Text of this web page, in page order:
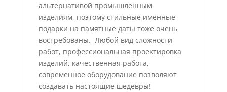
альтернативой промышленным
изделиям, поэтому стильные именные
подарки на памятные даты тоже очень
востребованы. Любой вид сложности
работ, профессиональная проектировка
изделий, качественная работа,
современное оборудование позволяют
создавать настоящие шедевры!